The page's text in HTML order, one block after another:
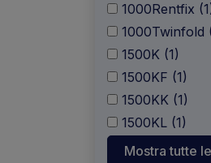
1000Rentfix
1000Twinfold
1500K (1)
1500KF (1)
1500KK (1)
1500KL (1)
Mostra tutte